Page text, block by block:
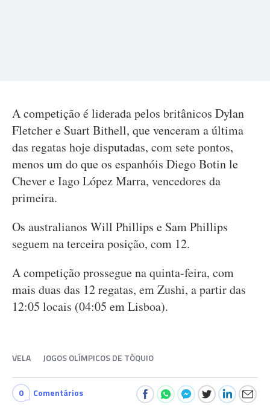
A competição é liderada pelos britânicos Dylan
Fletcher e Suart Bithell, que venceram a última
das regatas hoje disputadas, com sete pontos,
menos um do que os espanhóis Diego Botin le
Chever e Iago López Marra, vencedores da
primeira.
Os australianos Will Phillips e Sam Phillips
seguem na terceira posição, com 12.
A competição prossegue na quinta-feira, com
mais duas das 12 regatas, em Zushi, a partir das
12:05 locais (04:05 em Lisboa).
VELA JOGOS OLÍMPICOS DE TÓQUIO
0 Comentários